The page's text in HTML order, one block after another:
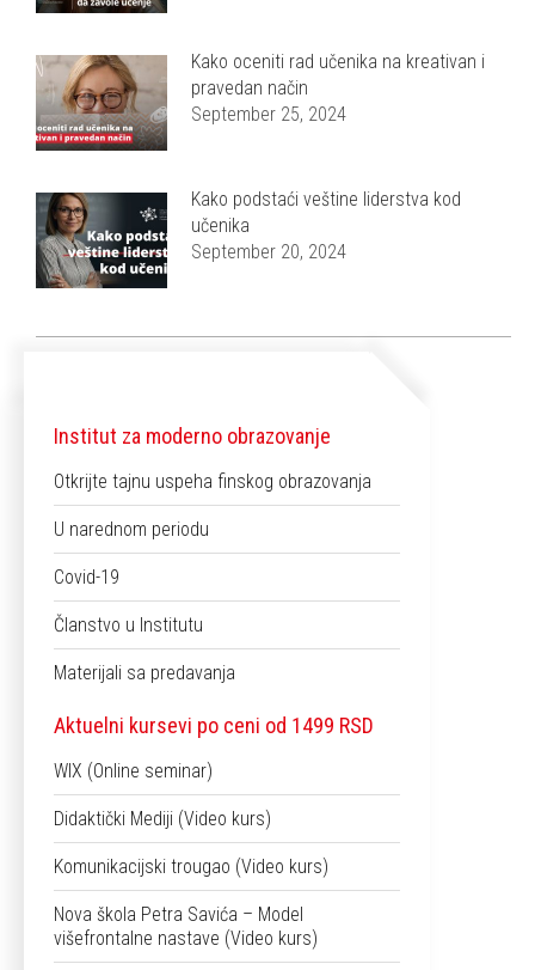
Kako oceniti rad učenika na kreativan i
pravedan način
September 25, 2024
Kako podstaći veštine liderstva kod
učenika
September 20, 2024
Institut za moderno obrazovanje
Otkrijte tajnu uspeha finskog obrazovanja
U narednom periodu
Covid-19
Članstvo u Institutu
Materijali sa predavanja
Aktuelni kursevi po ceni od 1499 RSD
WIX (Online seminar)
Didaktički Mediji (Video kurs)
Komunikacijski trougao (Video kurs)
Nova škola Petra Savića – Model
višefrontalne nastave (Video kurs)